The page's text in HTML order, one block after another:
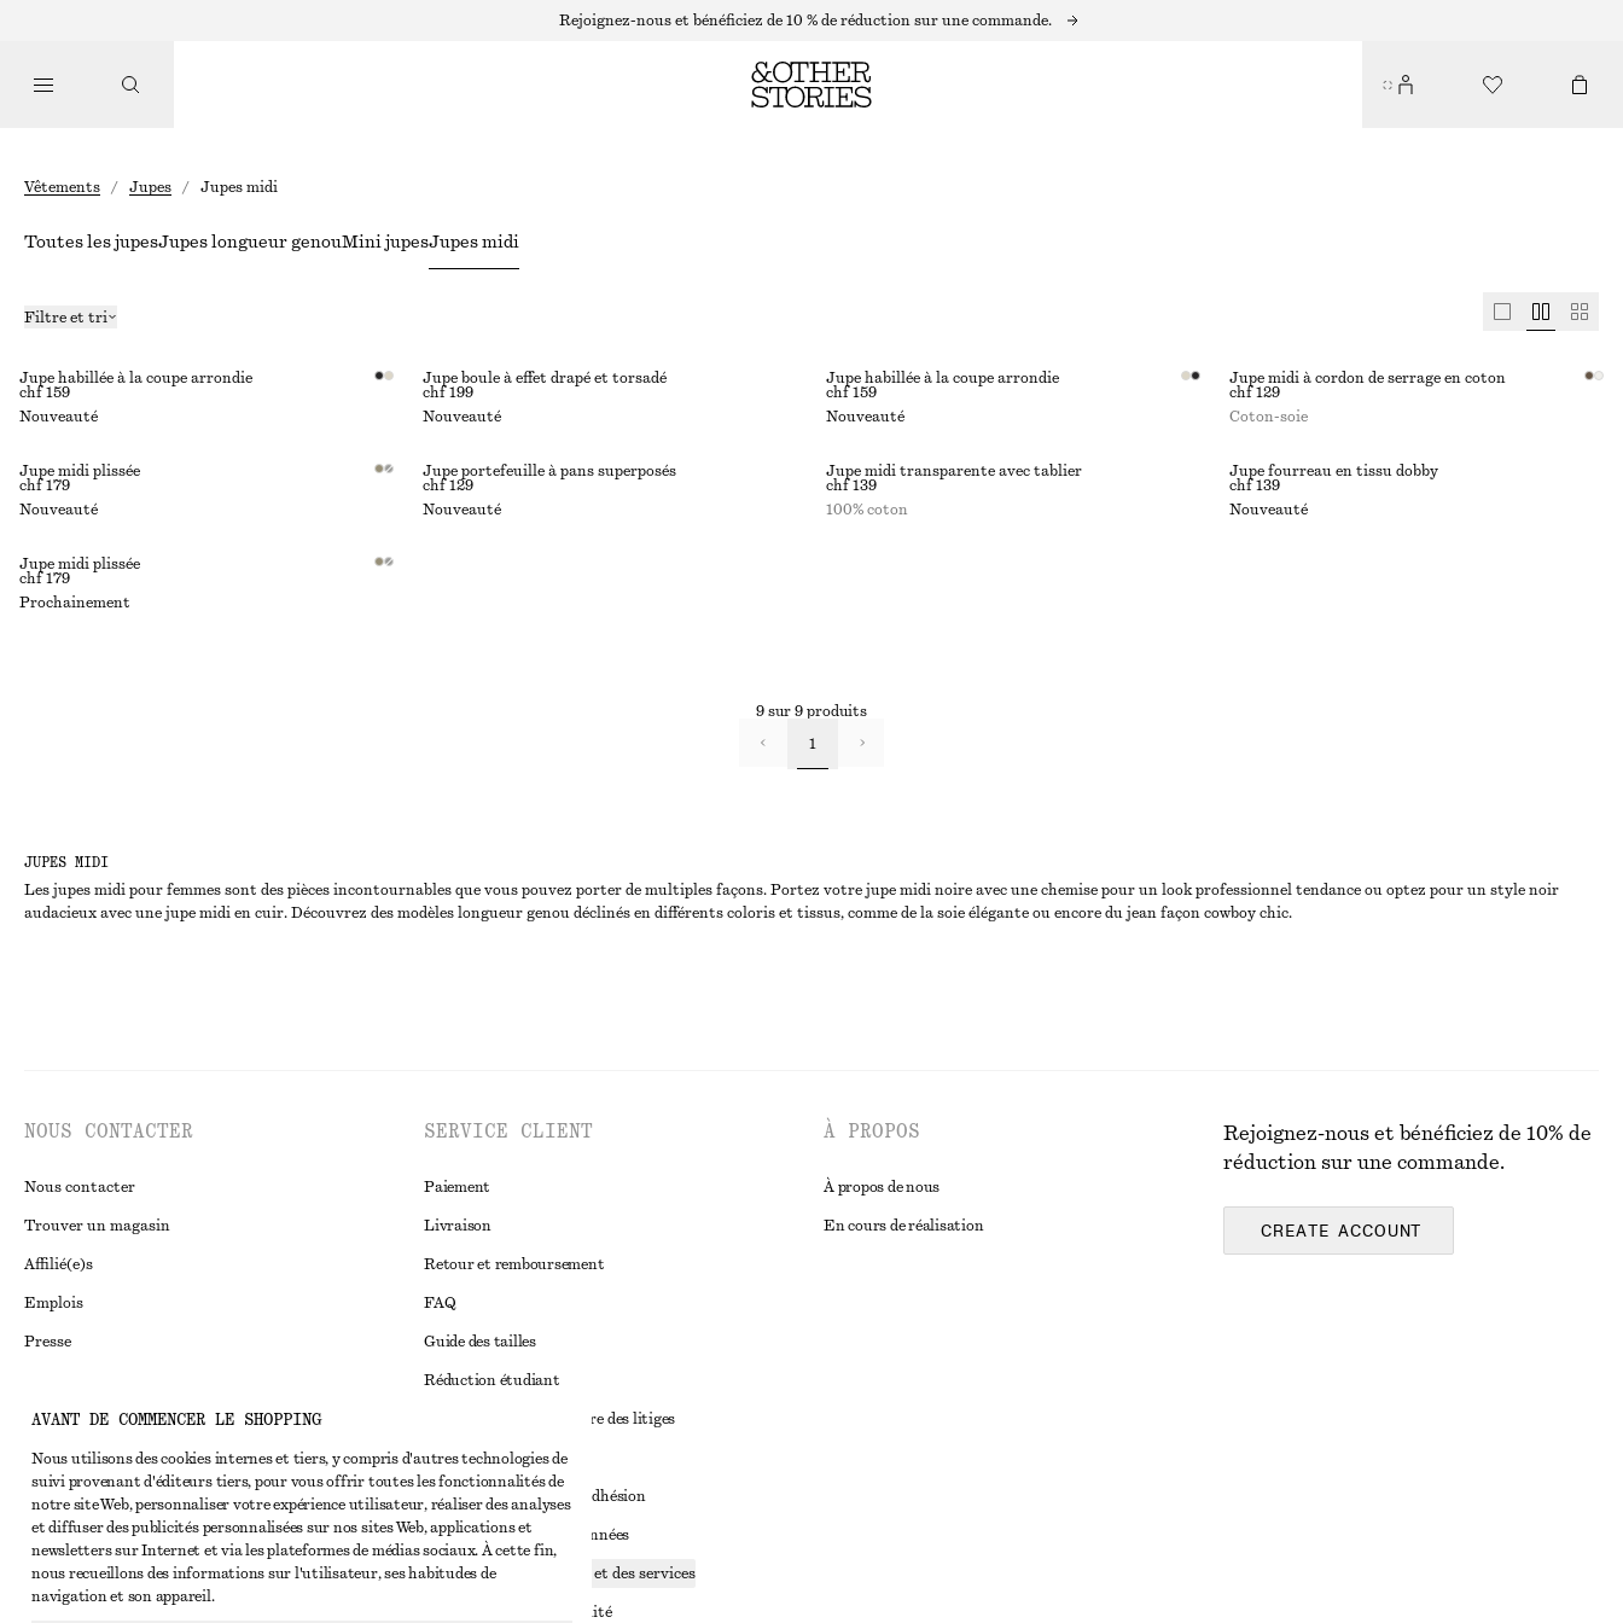
Rejoignez-nous et bénéficiez de 10 % de réduction sur une commande.
Vêtements / Jupes / Jupes midi
JUPES MIDI
Les jupes midi pour femmes sont des pièces incontournables que vous pouvez porter de multiples façons. Portez votre jupe midi noire avec une chemise pour un look professionnel tendance ou optez pour un style noir
audacieux avec une jupe midi en cuir. Découvrez des modèles longueur genou déclinés en différents coloris et tissus, comme de la soie élégante ou encore du jean façon cowboy chic.
Toutes les jupesJupes longueur genouMini jupesJupes midi
Filtre et tri
Jupe habillée à la coupe arrondie
chf 159
Nouveauté
Jupe boule à effet drapé et torsadé
chf 199
Nouveauté
Jupe habillée à la coupe arrondie
chf 159
Nouveauté
Jupe midi à cordon de serrage en coton
chf 129
Coton-soie
Jupe midi plissée
chf 179
Nouveauté
Jupe portefeuille à pans superposés
chf 129
Nouveauté
Jupe midi transparente avec tablier
chf 139
100% coton
Jupe fourreau en tissu dobby
chf 139
Nouveauté
Jupe midi plissée
chf 179
Prochainement
9 sur 9 produits
1
NOUS CONTACTER
Nous contacter
Trouver un magasin
Affilié(e)s
Emplois
Presse
Instagram
Pinterest
Facebook
Youtube
TikTok
SERVICE CLIENT
Paiement
Livraison
Retour et remboursement
FAQ
Guide des tailles
Réduction étudiant
Règlement extrajudiciaire des litiges
Conditions générales
Conditions générales d’adhésion
Cookies et partage de données
Paramètres des cookies et des services
Politique de confidentialité
À PROPOS
À propos de nous
En cours de réalisation
Rejoignez-nous et bénéficiez de 10% de
réduction sur une commande.
CREATE ACCOUNT
AVANT DE COMMENCER LE SHOPPING
Nous utilisons des cookies internes et tiers, y compris d'autres technologies de
suivi provenant d'éditeurs tiers, pour vous offrir toutes les fonctionnalités de
notre site Web, personnaliser votre expérience utilisateur, réaliser des analyses
et diffuser des publicités personnalisées sur nos sites Web, applications et
newsletters sur Internet et via les plateformes de médias sociaux. À cette fin,
nous recueillons des informations sur l'utilisateur, ses habitudes de
navigation et son appareil.